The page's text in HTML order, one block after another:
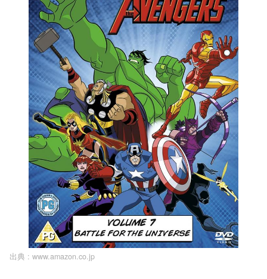
出典 : www.amazon.co.jp